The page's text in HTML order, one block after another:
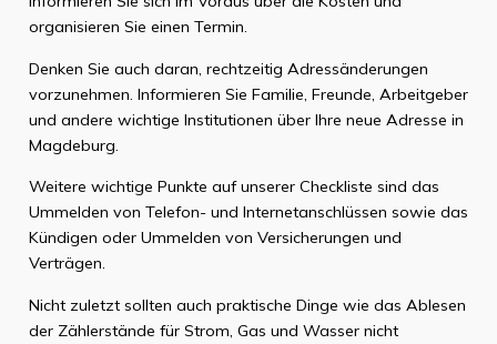
organisieren Sie einen Termin.
Denken Sie auch daran, rechtzeitig Adressänderungen
vorzunehmen. Informieren Sie Familie, Freunde, Arbeitgeber
und andere wichtige Institutionen über Ihre neue Adresse in
Magdeburg.
Weitere wichtige Punkte auf unserer Checkliste sind das
Ummelden von Telefon- und Internetanschlüssen sowie das
Kündigen oder Ummelden von Versicherungen und
Verträgen.
Nicht zuletzt sollten auch praktische Dinge wie das Ablesen
der Zählerstände für Strom, Gas und Wasser nicht